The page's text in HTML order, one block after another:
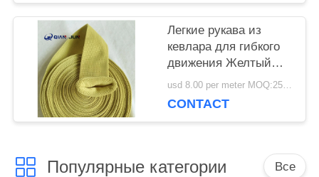
Легкие рукава из
кевлара для гибкого
движения Желтый
соответствует
EN388
usd 8.00 per meter MOQ:25 метров.
CONTACT
Популярные категории Все